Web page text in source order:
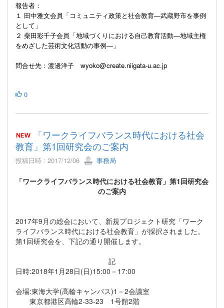
報告者：
１ 田中雅文会員「コミュニティ政策と社会教育―武蔵野市を事例
として」
２ 柴田彩千子会員「地域づくりにおける自己教育活動―地域主権
をめざした芸術文化活動の事例―」
問合せ先：渡邊洋子 wyoko@create.niigata-u.ac.jp
0
「ワークライフバランス時代における社会
教育」第1回研究会のご案内
投稿日時 : 2017/12/06 事務局
「ワークライフバランス時代における社会教育」第1回研究会
のご案内
2017年9月の総会において、新規プロジェクト研究「ワーク
ライフバランス時代における社会教育」が採択されました。
第1回研究会を、下記の通り開催します。
記
日時:2018年1月28日(日)15:00－17:00
会場:東海大学(高輪キャンパス)1－2会議室
東京都港区高輪2‐33‐23 1号館2階